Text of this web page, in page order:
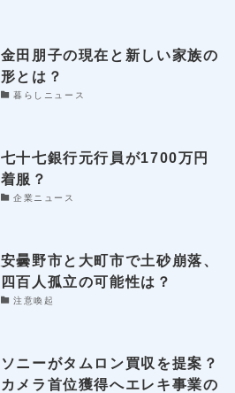
金田朋子の現在と新しい家族の
形とは？
暮らしニュース
七十七銀行元行員が1700万円
着服？
企業ニュース
安曇野市と大町市で土砂崩落、
四百人孤立の可能性は？
注意喚起
ソニーがタムロン買収を提案？
カメラ首位獲得へエレキ事業の